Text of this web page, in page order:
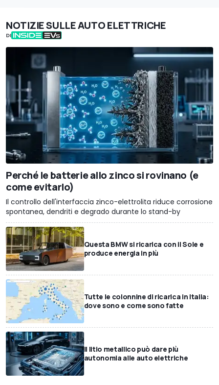
NOTIZIE SULLE AUTO ELETTRICHE
DI
Perché le batterie allo zinco si rovinano (e
come evitarlo)
Il controllo dell'interfaccia zinco-elettrolita riduce corrosione
spontanea, dendriti e degrado durante lo stand-by
Questa BMW si ricarica con il Sole e
produce energia in più
Tutte le colonnine di ricarica in Italia:
dove sono e come sono fatte
Il litio metallico può dare più
autonomia alle auto elettriche